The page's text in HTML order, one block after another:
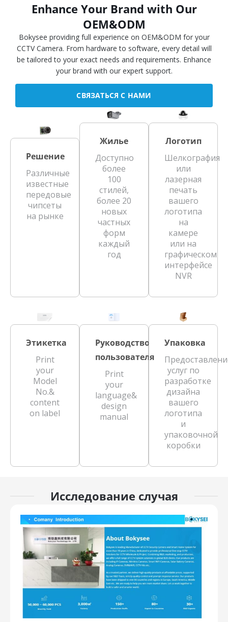
Enhance Your Brand with Our
OEM&ODM
Bokysee providing full experience on OEM&ODM for your
CCTV Camera. From hardware to software, every detail will
be tailored to your exact needs and requirements. Enhance
your brand with our expert support.
СВЯЗАТЬСЯ С НАМИ
Решение
Различные
известные
передовые
чипсеты
на рынке
Жилье
Доступно
более
100
стилей,
более 20
новых
частных
форм
каждый
год
Логотип
Шелкография
или
лазерная
печать
вашего
логотипа
на
камере
или на
графическом
интерфейсе
NVR
Этикетка
Print
your
Model
No.&
content
on label
Руководство
пользователя
Print
your
language&
design
manual
Упаковка
услуг по
разработке
дизайна
вашего
логотипа
и
упаковочной
коробки
Исследование случая